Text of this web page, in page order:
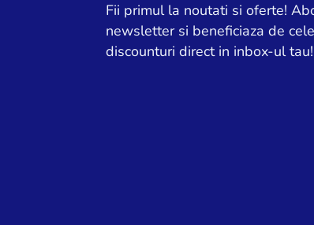
Fii primul la noutati si oferte!
newsletter si beneficiaza de
discounturi direct in inbox-ul tau!